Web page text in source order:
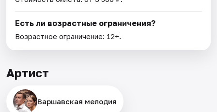
Есть ли возрастные ограничения?
Возрастное ограничение: 12+.
Артист
Варшавская мелодия